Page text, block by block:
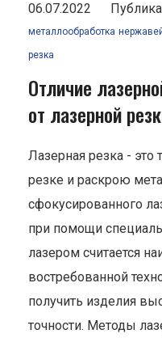
06.07.2022
металлообработка
резка
Отличие
от лазерной
Лазерная резка - это
резке и раскрою
сфокусированного
при помощи
лазером считается
востребованной
получить изделия
точности. Методы